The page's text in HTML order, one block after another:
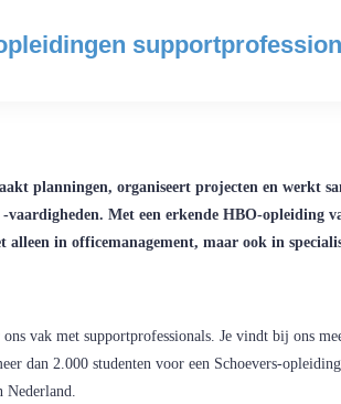
planningen, organiseert projecten en werkt
vaardigheden. Met een erkende HBO-opleiding
in officemanagement, maar ook in
vak met supportprofessionals. Je vindt bij ons
dan 2.000 studenten voor een Schoevers-
Nederland.